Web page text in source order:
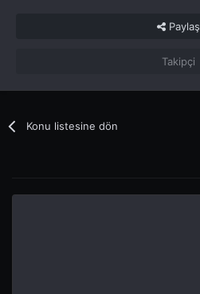
Paylaş
Takipçi
Konu listesine dön